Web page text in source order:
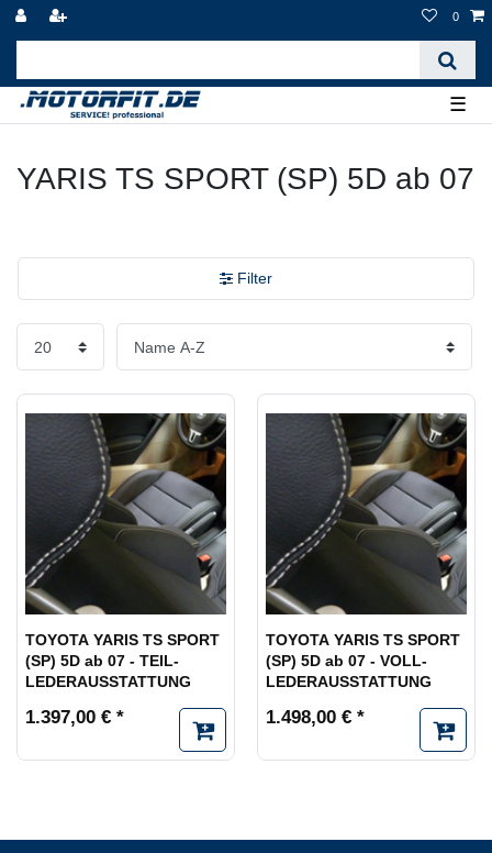
0
☰
YARIS TS SPORT (SP) 5D ab 07
Filter
TOYOTA YARIS TS SPORT
(SP) 5D ab 07 - TEIL-
LEDERAUSSTATTUNG
1.397,00 € *
TOYOTA YARIS TS SPORT
(SP) 5D ab 07 - VOLL-
LEDERAUSSTATTUNG
1.498,00 € *